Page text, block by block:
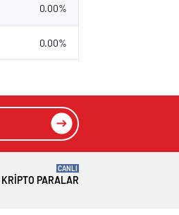
0.00%
0.00%
KRIPTO PARALAR
CANLI